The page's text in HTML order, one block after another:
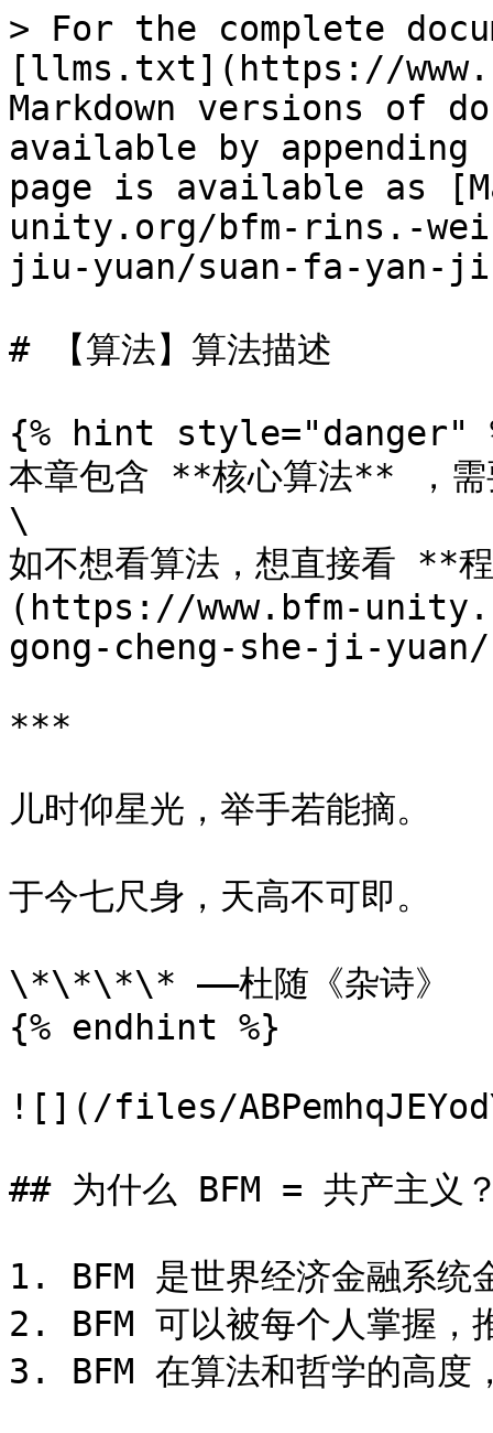
> For the complete
[llms.txt](https://
Markdown versions of
available by
page is available as
unity.org/bfm-rins.-
jiu-yuan/suan-fa-yan-
# 【算法】算法描述
{% hint style="danger"
本章包含 **核心算法** ，
\
如不想看算法，想直接看
(https://www.bfm-
gong-cheng-she-ji-
***
儿时仰星光，举手若能摘。
于今七尺身，天高不可即。
\*\*\*\* ——杜随《杂诗》
{% endhint %}
![](/files/
## 为什么 BFM = 共产主义
1. BFM 是世界经济金融系统
2. BFM 可以被每个人掌握，
3. BFM 在算法和哲学的高度